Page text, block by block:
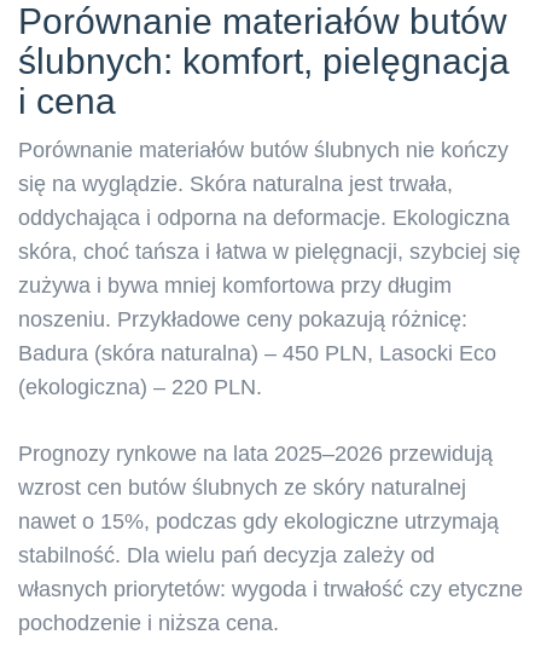
Porównanie materiałów butów
ślubnych: komfort, pielęgnacja
i cena
Porównanie materiałów butów ślubnych nie kończy
się na wyglądzie. Skóra naturalna jest trwała,
oddychająca i odporna na deformacje. Ekologiczna
skóra, choć tańsza i łatwa w pielęgnacji, szybciej się
zużywa i bywa mniej komfortowa przy długim
noszeniu. Przykładowe ceny pokazują różnicę:
Badura (skóra naturalna) – 450 PLN, Lasocki Eco
(ekologiczna) – 220 PLN.
Prognozy rynkowe na lata 2025–2026 przewidują
wzrost cen butów ślubnych ze skóry naturalnej
nawet o 15%, podczas gdy ekologiczne utrzymają
stabilność. Dla wielu pań decyzja zależy od
własnych priorytetów: wygoda i trwałość czy etyczne
pochodzenie i niższa cena.